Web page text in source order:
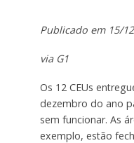
Publicado em 15/
via G1
Os 12 CEUs
dezembro do ano
sem funcionar. As
exemplo, estão